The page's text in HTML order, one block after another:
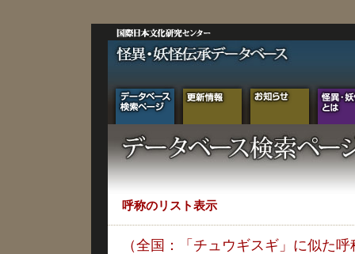
呼称のリスト表示
（全国：「チュウギスギ」に似た呼